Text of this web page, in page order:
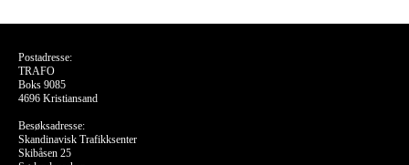
Postadresse:
TRAFO
Boks 9085
4696 Kristiansand
Besøksadresse:
Skandinavisk Trafikksenter
Skibåsen 25